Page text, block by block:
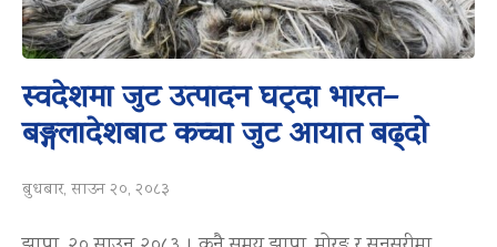
स्वदेशमा जुट उत्पादन घट्दा भारत–
बङ्गलादेशबाट कच्चा जुट आयात बढ्दो
बुधबार, साउन २०, २०८३